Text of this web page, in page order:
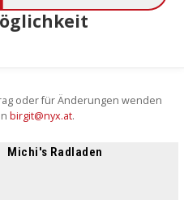
oder für Änderungen wenden
birgit@nyx.at.
Michi's Radladen